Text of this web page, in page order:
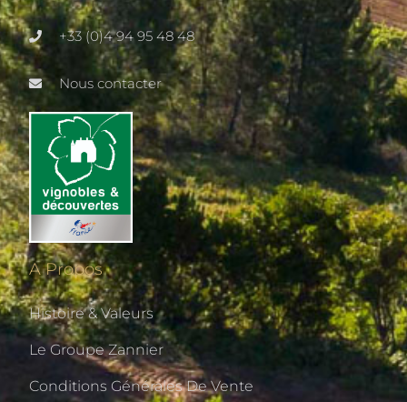
+33 (0)4 94 95 48 48
Nous contacter
A Propos
Histoire & Valeurs
Le Groupe Zannier
Conditions Générales De Vente